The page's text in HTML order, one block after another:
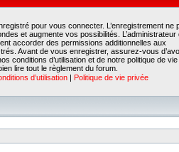
pour vous connecter. L’enregistrement ne
et augmente vos possibilités. L’administrateur
accorder des permissions additionnelles aux
Avant de vous enregistrer, assurez-vous
conditions d’utilisation et de notre politique de
lire tout le règlement du forum.
d’utilisation | Politique de vie privée